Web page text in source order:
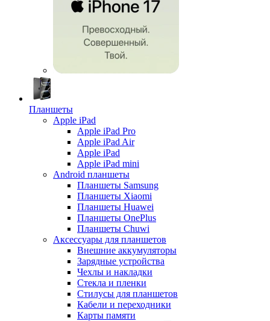
Планшеты
Apple iPad
Apple iPad Pro
Apple iPad Air
Apple iPad
Apple iPad mini
Android планшеты
Планшеты Samsung
Планшеты Xiaomi
Планшеты Huawei
Планшеты OnePlus
Планшеты Chuwi
Аксессуары для планшетов
Внешние аккумуляторы
Зарядные устройства
Чехлы и накладки
Стекла и пленки
Стилусы для планшетов
Кабели и переходники
Карты памяти